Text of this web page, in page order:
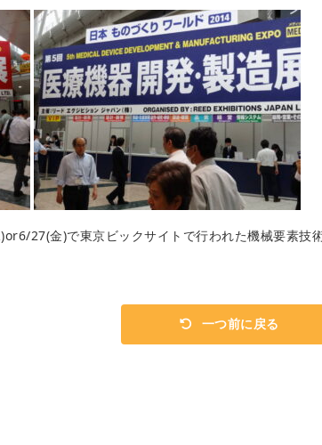
27(金)で東京ビックサイトで行われた機械要素技
一つ前に戻る